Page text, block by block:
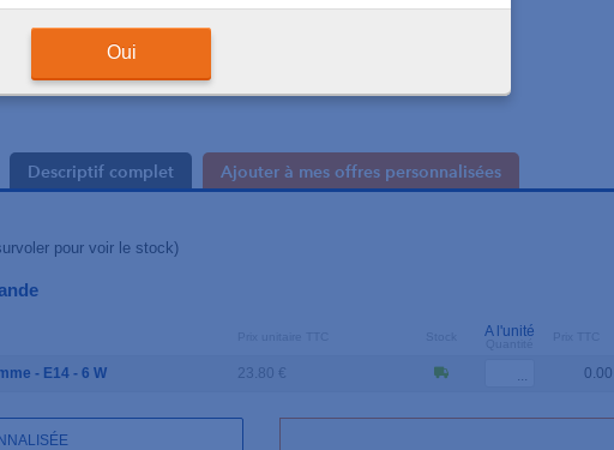
Oui
Descriptif complet Ajouter à mes offres personnalisées
pour voir le stock)
A l'unité
- E14 - 6 W 23.80 €